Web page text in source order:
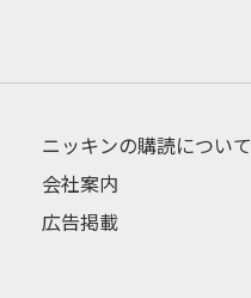
ニッキンの購読について
会社案内
広告掲載